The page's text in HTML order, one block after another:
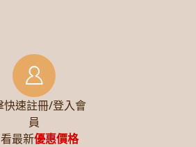
快速註冊/登入會
員
最新優惠價格